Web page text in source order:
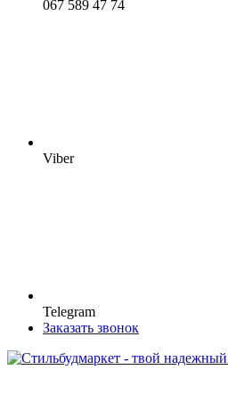
067 589 47 74
Viber
Telegram
Заказать звонок